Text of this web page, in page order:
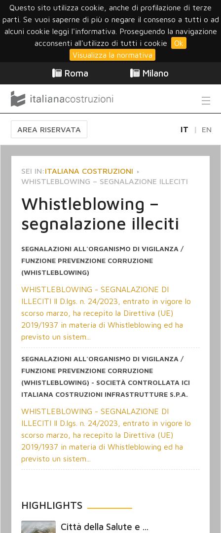
Questo sito utilizza cookie, anche di profilazione di terze
parti. Se vuoi saperne di più o negare il consenso a tutti o ad
alcuni cookie leggi l'informativa. Proseguendo la navigazione
acconsenti all'utilizzo di tutti i cookie
Ok
Visualizza la normativa
Roma Milano
AREA RISERVATA IT EN
SEI IN:ITALIANA COSTRUZIONI
WHISTLEBLOWING – SEGNALAZIONE ILLECITI
Whistleblowing –
segnalazione illeciti
SEGNALAZIONI ALL'ORGANISMO DI VIGILANZA /
FUNZIONE PREVENZIONE CORRUZIONE
(WHISTLEBLOWING)
WHISTLEBLOWING - SEGNALAZIONE DI
ILLECITI Il D.lgs. n. 24/2023, entrato in vigore lo
scorso marzo, ha recepito la Direttiva (UE)
2019/1937 in materia di Whistleblowing ed ha
previsto un sistem...
SEGNALAZIONI ALL'ORGANISMO DI VIGILANZA /
FUNZIONE PREVENZIONE CORRUZIONE
(WHISTLEBLOWING) - SOCIETÀ CONTROLLATA ICI
ITALIANA COSTRUZIONI INFRASTRUTTURE S.P.A.
WHISTLEBLOWING - SEGNALAZIONE DI
ILLECITI Il D.lgs. n. 24/2023, entrato in vigore lo
scorso marzo, ha recepito la Direttiva (UE)
2019/1937 in materia di Whistleblowing ed ha
previsto un sistem...
HIGHLIGHTS
Città della Salute e ...